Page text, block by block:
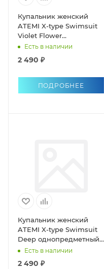
Купальник женский
ATEMI X-type Swimsuit
Violet Flower
однопредметный
Есть в наличии
2 490 ₽
ПОДРОБНЕЕ
Купальник женский
ATEMI X-type Swimsuit
Deep однопредметный
антихлор
Есть в наличии
2 490 ₽